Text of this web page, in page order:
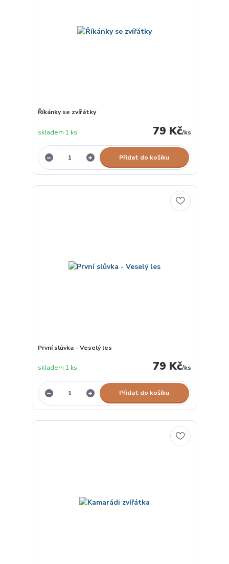
Říkánky se zvířátky
79 Kč/ks
skladem 1 ks
Přidat do košíku
První slůvka - Veselý les
79 Kč/ks
skladem 1 ks
Přidat do košíku